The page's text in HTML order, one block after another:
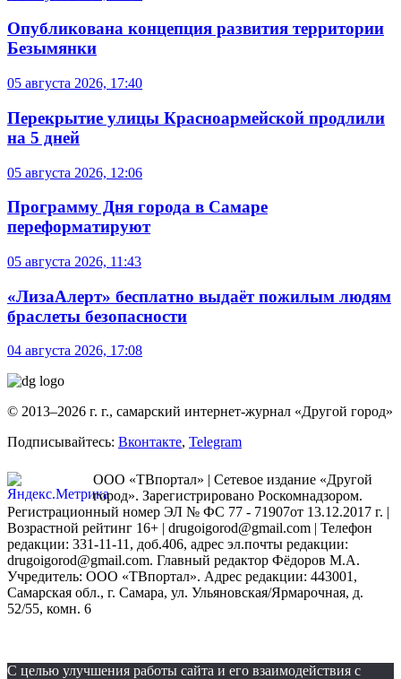
Опубликована концепция развития территории
Безымянки
05 августа 2026, 17:40
Перекрытие улицы Красноармейской продлили
на 5 дней
05 августа 2026, 12:06
Программу Дня города в Самаре
переформатируют
05 августа 2026, 11:43
«ЛизаАлерт» бесплатно выдаёт пожилым людям
браслеты безопасности
04 августа 2026, 17:08
© 2013–2026 г. г., самарский интернет-журнал «Другой город»
Подписывайтесь: Вконтакте, Telegram
ООО «ТВпортал» | Сетевое издание «Другой
город». Зарегистрировано Роскомнадзором.
Регистрационный номер ЭЛ № ФС 77 - 71907от 13.12.2017 г. |
Возрастной рейтинг 16+ | drugoigorod@gmail.com | Телефон
редакции: 331-11-11, доб.406, адрес эл.почты редакции:
drugoigorod@gmail.com. Главный редактор Фёдоров М.А.
Учредитель: ООО «ТВпортал». Адрес редакции: 443001,
Самарская обл., г. Самара, ул. Ульяновская/Ярмарочная, д.
52/55, комн. 6
С целью улучшения работы сайта и его взаимодействия с